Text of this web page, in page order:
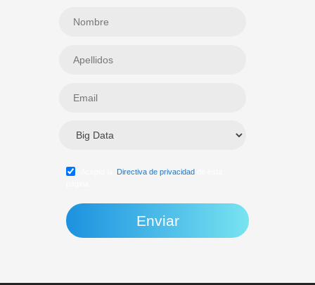
Directiva de privacidad